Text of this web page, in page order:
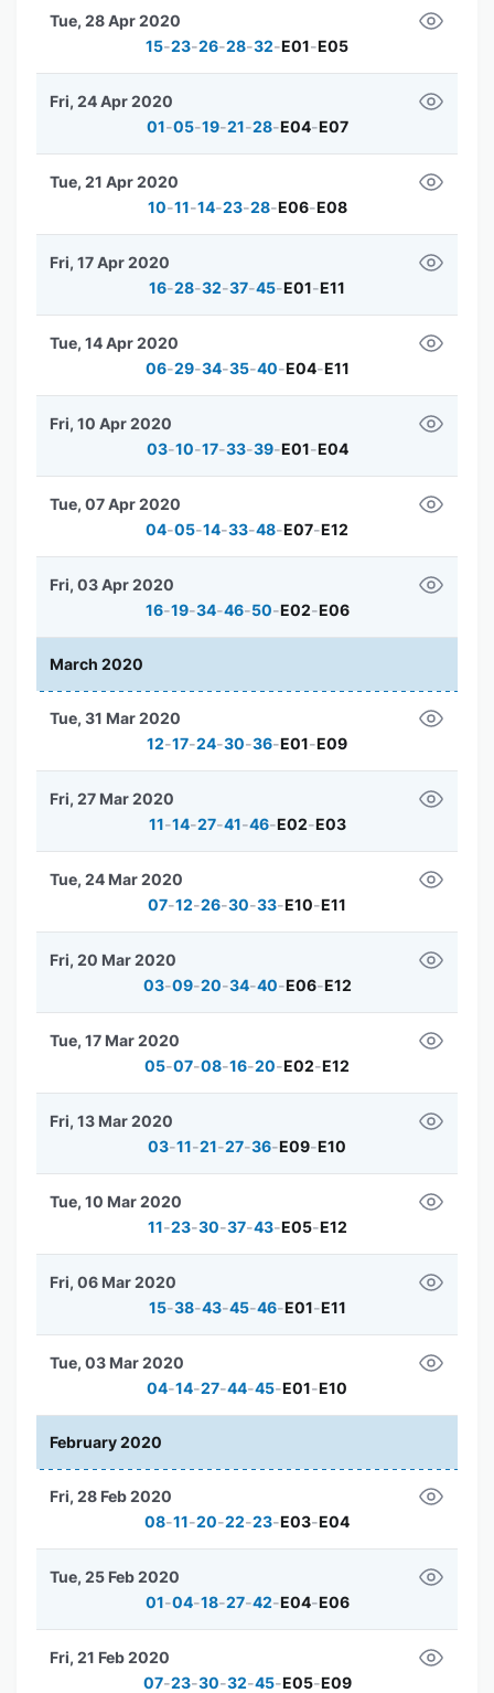
15-23-26-28-32-E01-E05
Tue, 28 Apr 2020
01-05-19-21-28-E04-E07
Fri, 24 Apr 2020
10-11-14-23-28-E06-E08
Tue, 21 Apr 2020
16-28-32-37-45-E01-E11
Fri, 17 Apr 2020
06-29-34-35-40-E04-E11
Tue, 14 Apr 2020
03-10-17-33-39-E01-E04
Fri, 10 Apr 2020
04-05-14-33-48-E07-E12
Tue, 07 Apr 2020
16-19-34-46-50-E02-E06
Fri, 03 Apr 2020
March 2020
12-17-24-30-36-E01-E09
Tue, 31 Mar 2020
11-14-27-41-46-E02-E03
Fri, 27 Mar 2020
07-12-26-30-33-E10-E11
Tue, 24 Mar 2020
03-09-20-34-40-E06-E12
Fri, 20 Mar 2020
05-07-08-16-20-E02-E12
Tue, 17 Mar 2020
03-11-21-27-36-E09-E10
Fri, 13 Mar 2020
11-23-30-37-43-E05-E12
Tue, 10 Mar 2020
15-38-43-45-46-E01-E11
Fri, 06 Mar 2020
04-14-27-44-45-E01-E10
Tue, 03 Mar 2020
February 2020
08-11-20-22-23-E03-E04
Fri, 28 Feb 2020
01-04-18-27-42-E04-E06
Tue, 25 Feb 2020
07-23-30-32-45-E05-E09
Fri, 21 Feb 2020